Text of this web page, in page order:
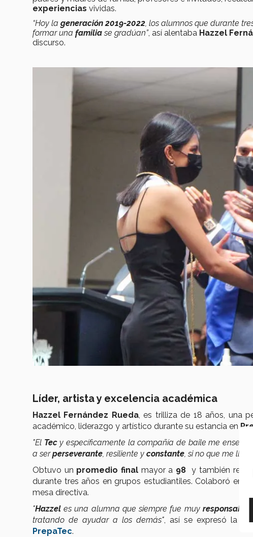
experiencias vividas.
“Hoy la generación 2019-2022 , los alumnos que durante
formar una familiase gradúan”, así alentaba Hazzel
discurso.
Líder, artista y excelencia académica
Hazzel Fernández Rueda, es trilliza de 18 años, una
académico, liderazgo y artístico durante su estancia en
"El Tec y específicamente la compañía de baile me
a serperseverante, resiliente y constante, si no que me
Obtuvo un promedio final mayor a 98 y también
durante tres años en grupos estudiantiles. Colaboró en
mesa directiva.
"Hazzel es una alumna que siempre fue muy responsable
tratando de ayudar a los demás", así se expresó la
PrepaTec.